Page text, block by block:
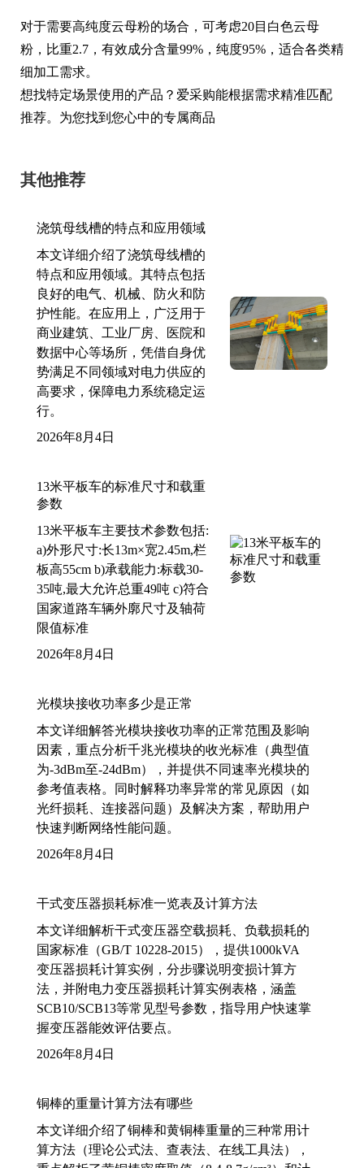
对于需要高纯度云母粉的场合，可考虑20目白色云母
粉，比重2.7，有效成分含量99%，纯度95%，适合各类精
细加工需求。
想找特定场景使用的产品？爱采购能根据需求精准匹配
推荐。为您找到您心中的专属商品
其他推荐
浇筑母线槽的特点和应用领域
本文详细介绍了浇筑母线槽的
特点和应用领域。其特点包括
良好的电气、机械、防火和防
护性能。在应用上，广泛用于
商业建筑、工业厂房、医院和
数据中心等场所，凭借自身优
势满足不同领域对电力供应的
高要求，保障电力系统稳定运
行。
2026年8月4日
13米平板车的标准尺寸和载重
参数
13米平板车主要技术参数包括:
a)外形尺寸:长13m×宽2.45m,栏
板高55cm b)承载能力:标载30-
35吨,最大允许总重49吨 c)符合
国家道路车辆外廓尺寸及轴荷
限值标准
2026年8月4日
光模块接收功率多少是正常
本文详细解答光模块接收功率的正常范围及影响
因素，重点分析千兆光模块的收光标准（典型值
为-3dBm至-24dBm），并提供不同速率光模块的
参考值表格。同时解释功率异常的常见原因（如
光纤损耗、连接器问题）及解决方案，帮助用户
快速判断网络性能问题。
2026年8月4日
干式变压器损耗标准一览表及计算方法
本文详细解析干式变压器空载损耗、负载损耗的
国家标准（GB/T 10228-2015），提供1000kVA
变压器损耗计算实例，分步骤说明变损计算方
法，并附电力变压器损耗计算实例表格，涵盖
SCB10/SCB13等常见型号参数，指导用户快速掌
握变压器能效评估要点。
2026年8月4日
铜棒的重量计算方法有哪些
本文详细介绍了铜棒和黄铜棒重量的三种常用计
算方法（理论公式法、查表法、在线工具法），